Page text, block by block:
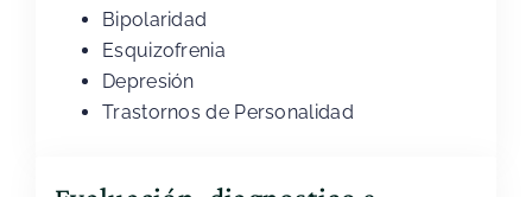
Bipolaridad
Esquizofrenia
Depresión
Trastornos de Personalidad